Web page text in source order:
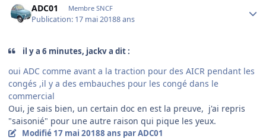
ADC01 Membre SNCF
Publication: 17 mai 20188 ans
il y a 6 minutes, jackv a dit :
oui ADC comme avant a la traction pour des AICR pendant les
congés ,il y a des embauches pour les congé dans le
commercial
Oui, je sais bien, un certain doc en est la preuve, j'ai repris
"saisonié" pour une autre raison qui pique les yeux.
Modifié 17 mai 20188 ans par ADC01